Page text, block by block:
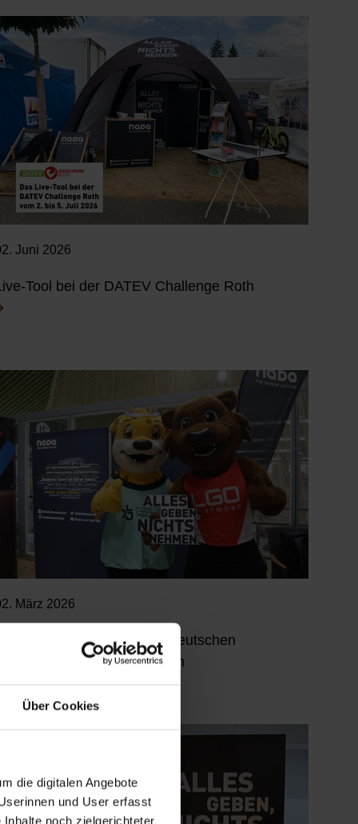
Über Cookies
die digitalen Angebote
und User erfasst
noch zielgerichteter
Juni 2026
Tool bei der DATEV Challenge Roth
März 2026
Vom 27.02.-01.03. bei den Deutschen
Leichtathletik-Meisterschaften